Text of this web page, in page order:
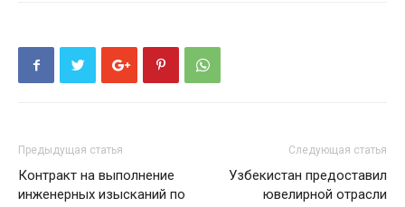
Предыдущая статья
Контракт на выполнение
инженерных изысканий по
Следующая статья
Узбекистан предоставил
ювелирной отрасли